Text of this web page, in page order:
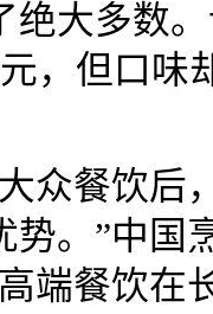
绝大多数
，但口味
众餐饮后
势。”中国
端餐饮在